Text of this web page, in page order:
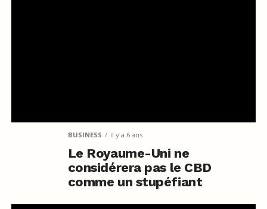
BUSINESS il y a 6 ans
Le Royaume-Uni ne
considérera pas le CBD
comme un stupéfiant